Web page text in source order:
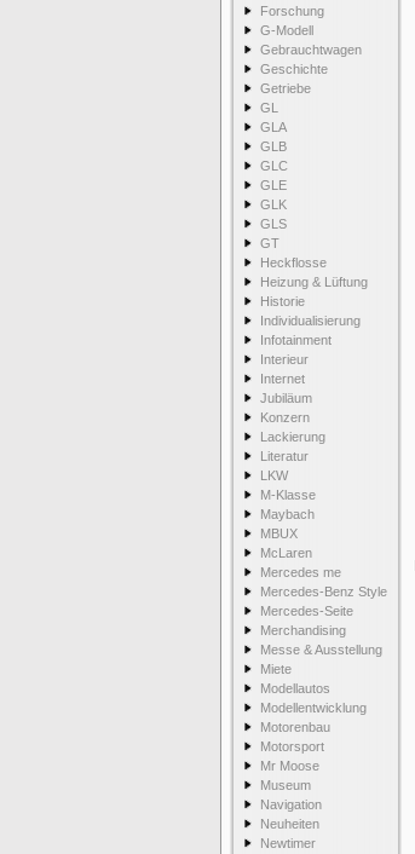
Forschung
G-Modell
Gebrauchtwagen
Geschichte
Getriebe
GL
GLA
GLB
GLC
GLE
GLK
GLS
GT
Heckflosse
Heizung & Lüftung
Historie
Individualisierung
Infotainment
Interieur
Internet
Jubiläum
Konzern
Lackierung
Literatur
LKW
M-Klasse
Maybach
MBUX
McLaren
Mercedes me
Mercedes-Benz Style
Mercedes-Seite
Merchandising
Messe & Ausstellung
Miete
Modellautos
Modellentwicklung
Motorenbau
Motorsport
Mr Moose
Museum
Navigation
Neuheiten
Newtimer